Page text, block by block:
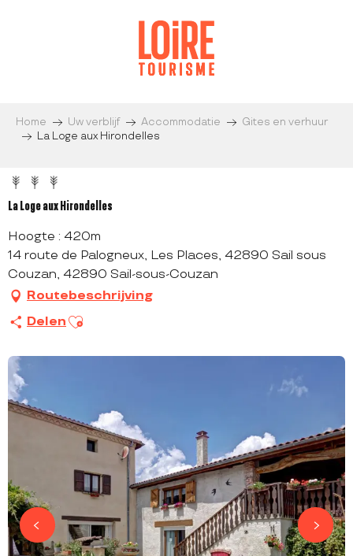
Home Uw verblijf Accommodatie
Gites en verhuur
La Loge aux Hirondelles
La Loge aux Hirondelles
Hoogte : 420m
14 route de Palogneux, Les Places, 42890 Sail sous
Couzan, 42890 Sail-sous-Couzan
Routebeschrijving
Delen Ajouter aux favoris